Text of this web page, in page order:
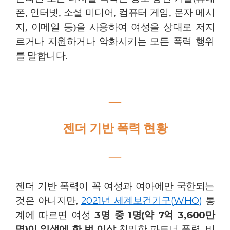
폰, 인터넷, 소셜 미디어, 컴퓨터 게임, 문자 메시
지, 이메일 등)을 사용하여 여성을 상대로 저지
르거나 지원하거나 악화시키는 모든 폭력 행위
를 말합니다.
―
젠더 기반 폭력 현황
―
젠더 기반 폭력이 꼭 여성과 여아에만 국한되는
것은 아니지만, 2021년 세계보건기구(WHO) 통
계에 따르면 여성3명 중 1명(약 7억 3,600만